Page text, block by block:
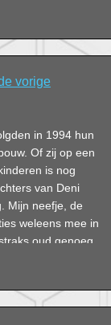
vorige
in 1994 hun
Of zij op een
is nog
van Deni
Mijn neefje, de
weleens mee in
oud genoeg